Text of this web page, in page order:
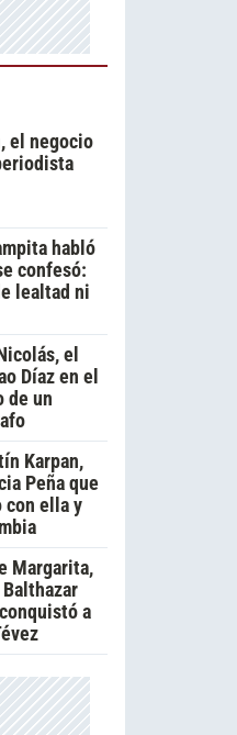
el negocio
habló
confesó:
lealtad ni
el
Díaz en el
de un
Karpan,
Peña que
con ella y
Margarita,
a